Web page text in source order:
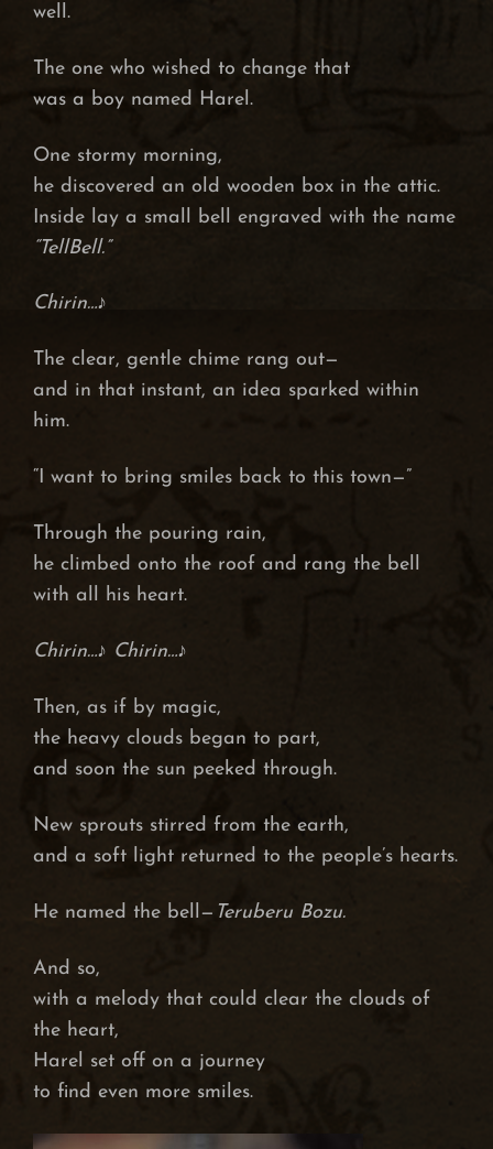
well.
The one who wished to change that
was a boy named Harel.
One stormy morning,
he discovered an old wooden box in the attic.
Inside lay a small bell engraved with the name
“TellBell.”
Chirin…♪
The clear, gentle chime rang out—
and in that instant, an idea sparked within
him.
“I want to bring smiles back to this town—”
Through the pouring rain,
he climbed onto the roof and rang the bell
with all his heart.
Chirin…♪ Chirin…♪
Then, as if by magic,
the heavy clouds began to part,
and soon the sun peeked through.
New sprouts stirred from the earth,
and a soft light returned to the people’s hearts.
He named the bell— Teruberu Bozu.
And so,
with a melody that could clear the clouds of
the heart,
Harel set off on a journey
to find even more smiles.